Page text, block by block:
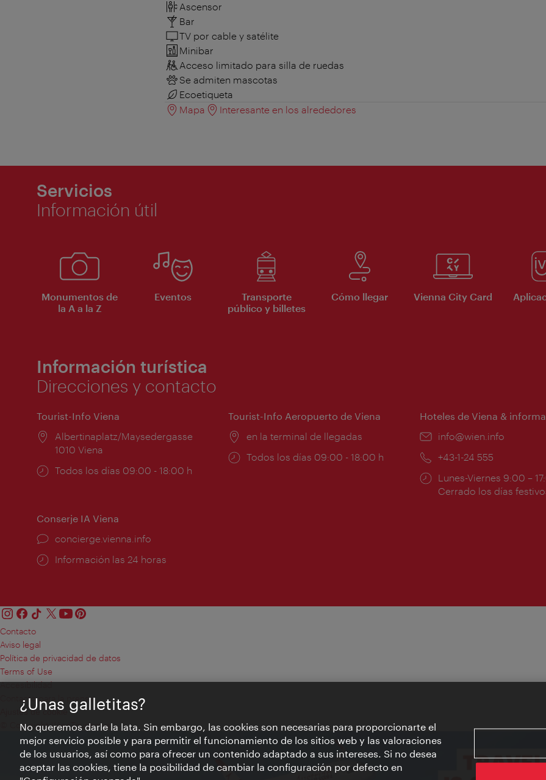
Ascensor
Bar
TV por cable y satélite
Minibar
Acceso limitado para silla de ruedas
Se admiten mascotas
Ecoetiqueta
Mapa
Interesante en los alrededores
Servicios
Información útil
Monumentos de
la A a la Z
Eventos
Transporte
público y billetes
Cómo llegar Vienna City Card
Información turística
Direcciones y contacto
Tourist-Info Viena
Lugar:
Albertinaplatz/Maysedergasse
1010 Viena
Horarios
Todos los días 09:00 - 18:00 h
Tourist-Info Aeropuerto de Viena
Lugar:
en la terminal de llegadas
Horarios
Todos los días 09:00 - 18:00 h
Hoteles de Viena &
e-
info@wien.info
Teléfono:
+43-1-24 555
Horarios
de
Lunes-Viernes 9:00 –
Cerrado los días
Conserje IA Viena
concierge.vienna.info
Información las 24 horas
Contacto
Aviso legal
Política de privacidad de datos
Terms of Use
Accesibilidad
Contacto para la prensa
Ajustes de cookie
© Copyright WienTourismus
¿Unas galletitas?
No queremos darle la lata. Sin embargo, las cookies son necesarias para proporcionarte el
mejor servicio posible y para permitir el funcionamiento de los sitios web y las valoraciones
de los usuarios, así como para ofrecer un contenido adaptado a sus intereses. Si no desea
aceptar las cookies, tiene la posibilidad de cambiar la configuración por defecto en